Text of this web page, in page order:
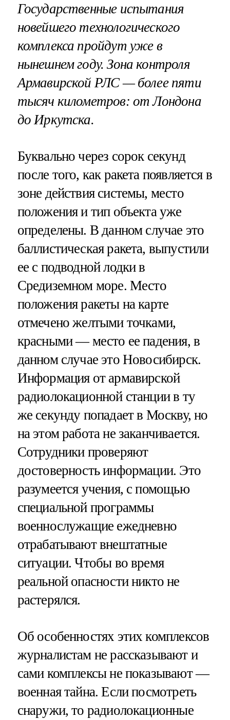
Государственные испытания
новейшего технологического
комплекса пройдут уже в
нынешнем году. Зона контроля
Армавирской РЛС — более пяти
тысяч километров: от Лондона
до Иркутска.
Буквально через сорок секунд
после того, как ракета появляется в
зоне действия системы, место
положения и тип объекта уже
определены. В данном случае это
баллистическая ракета, выпустили
ее с подводной лодки в
Средиземном море. Место
положения ракеты на карте
отмечено желтыми точками,
красными — место ее падения, в
данном случае это Новосибирск.
Информация от армавирской
радиолокационной станции в ту
же секунду попадает в Москву, но
на этом работа не заканчивается.
Сотрудники проверяют
достоверность информации. Это
разумеется учения, с помощью
специальной программы
военнослужащие ежедневно
отрабатывают внештатные
ситуации. Чтобы во время
реальной опасности никто не
растерялся.
Об особенностях этих комплексов
журналистам не рассказывают и
сами комплексы не показывают —
военная тайна. Если посмотреть
снаружи, то радиолокационные